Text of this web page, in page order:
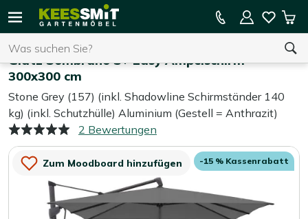
Sie haben keine Artikel in Ihrem Warenkorb.
SSV! Bis zu 60 % Rabatt
Glatz Sombrano S+ Easy Ampelschirm
300x300 cm
Stone Grey (157) (inkl. Shadowline Schirmständer 140
kg) (inkl. Schutzhülle) Aluminium (Gestell = Anthrazit)
2 Bewertungen
Zum Moodboard hinzufügen -15 % Kassenrabatt